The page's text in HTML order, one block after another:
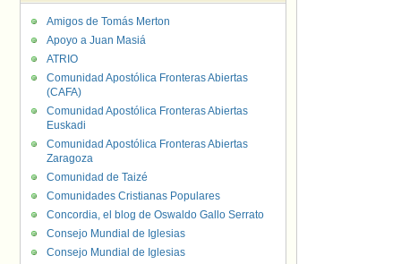
Amigos de Tomás Merton
Apoyo a Juan Masiá
ATRIO
Comunidad Apostólica Fronteras Abiertas
(CAFA)
Comunidad Apostólica Fronteras Abiertas
Euskadi
Comunidad Apostólica Fronteras Abiertas
Zaragoza
Comunidad de Taizé
Comunidades Cristianas Populares
Concordia, el blog de Oswaldo Gallo Serrato
Consejo Mundial de Iglesias
Consejo Mundial de Iglesias